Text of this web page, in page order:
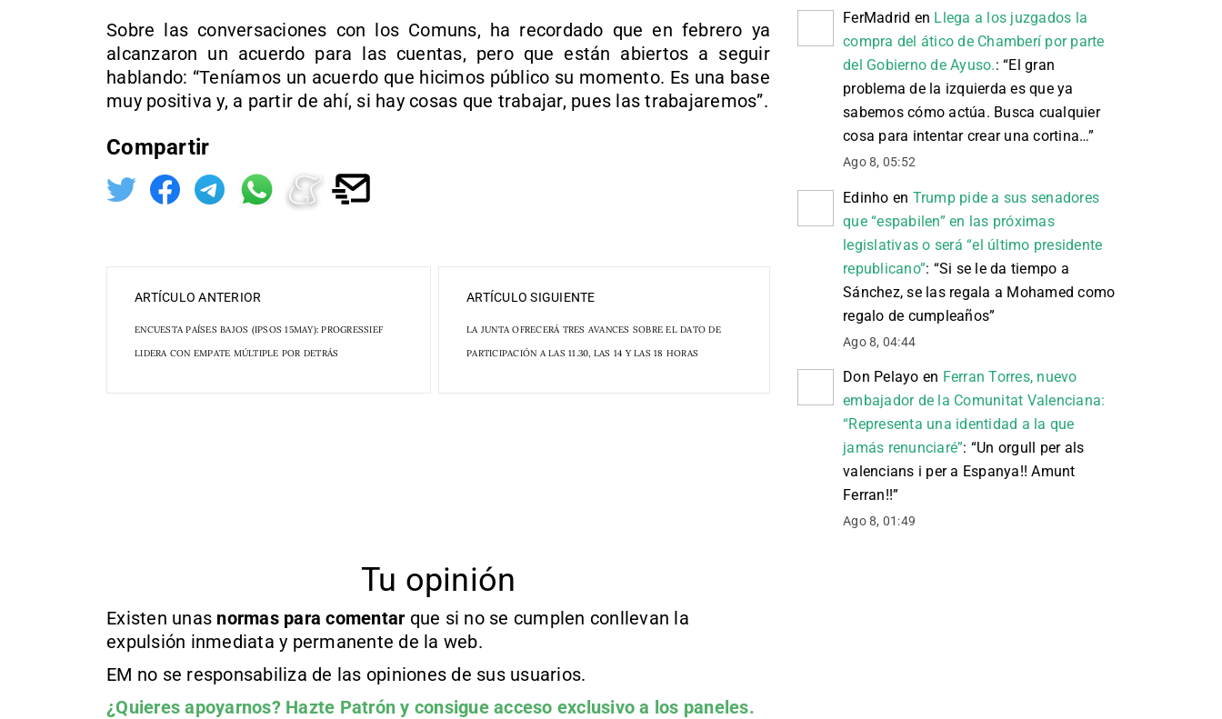
Sobre las conversaciones con los Comuns, ha recordado que en febrero ya
alcanzaron un acuerdo para las cuentas, pero que están abiertos a seguir
hablando: “Teníamos un acuerdo que hicimos público su momento. Es una base
muy positiva y, a partir de ahí, si hay cosas que trabajar, pues las trabajaremos”.
Compartir
ARTÍCULO ANTERIOR
ENCUESTA PAÍSES BAJOS (IPSOS 15MAY): PROGRESSIEF
LIDERA CON EMPATE MÚLTIPLE POR DETRÁS
ARTÍCULO SIGUIENTE
LA JUNTA OFRECERÁ TRES AVANCES SOBRE EL DATO DE
PARTICIPACIÓN A LAS 11.30, LAS 14 Y LAS 18 HORAS
Tu opinión
Existen unas normas para comentar que si no se cumplen conllevan la
expulsión inmediata y permanente de la web.
EM no se responsabiliza de las opiniones de sus usuarios.
¿Quieres apoyarnos? Hazte Patrón y consigue acceso exclusivo a los paneles.
FerMadrid en Llega a los juzgados la
compra del ático de Chamberí por parte
del Gobierno de Ayuso.: “El gran
problema de la izquierda es que ya
sabemos cómo actúa. Busca cualquier
cosa para intentar crear una cortina…”
Ago 8, 05:52
Edinho en Trump pide a sus senadores
que “espabilen” en las próximas
legislativas o será “el último presidente
republicano”: “Si se le da tiempo a
Sánchez, se las regala a Mohamed como
regalo de cumpleaños”
Ago 8, 04:44
Don Pelayo en Ferran Torres, nuevo
embajador de la Comunitat Valenciana:
“Representa una identidad a la que
jamás renunciaré”: “Un orgull per als
valencians i per a Espanya!! Amunt
Ferran!!”
Ago 8, 01:49